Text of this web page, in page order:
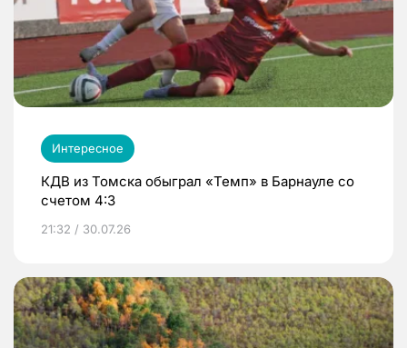
Интересное
КДВ из Томска обыграл «Темп» в Барнауле со
счетом 4:3
21:32 / 30.07.26